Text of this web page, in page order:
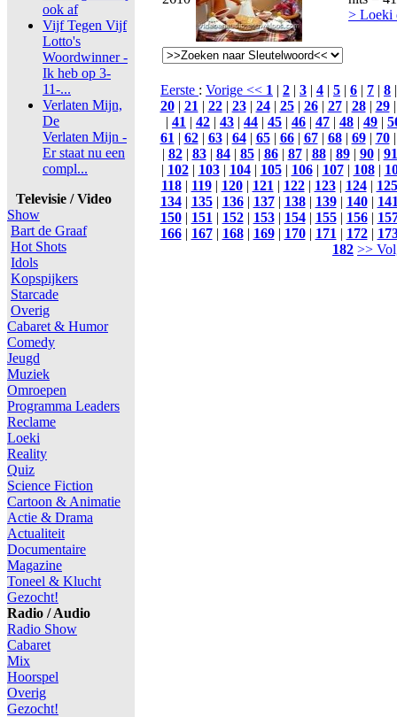
ook af
Vijf Tegen Vijf
Lotto's
Woordwinner -
Ik heb op 3-
11-...
Verlaten Mijn,
De
Verlaten Mijn -
Er staat nu een
compl...
Televisie / Video
Show
Bart de Graaf
Hot Shots
Idols
Kopspijkers
Starcade
Overig
Cabaret & Humor
Comedy
Jeugd
Muziek
Omroepen
Programma Leaders
Reclame
Loeki
Reality
Quiz
Science Fiction
Cartoon & Animatie
Actie & Drama
Actualiteit
Documentaire
Magazine
Toneel & Klucht
Gezocht!
Radio / Audio
Radio Show
Cabaret
Mix
Hoorspel
Overig
Gezocht!
> Loeki
Eerste : Vorige << 1 | 2 | 3 | 4 | 5 | 6 | 7 | 8
20| 21| 22| 23| 24| 25| 26| 27| 28| 29
| 41 | 42 | 43 | 44 | 45 | 46 | 47 | 48 | 49 |
61| 62| 63| 64| 65| 66| 67| 68| 69| 70
| 82| 83| 84| 85| 86| 87| 88| 89| 90| 91
| 102| 103| 104| 105| 106| 107| 108|
118| 119| 120| 121| 122| 123| 124| 125
134| 135| 136| 137| 138| 139| 140|
150| 151| 152| 153| 154| 155| 156|
166| 167| 168| 169| 170| 171| 172|
182 >>